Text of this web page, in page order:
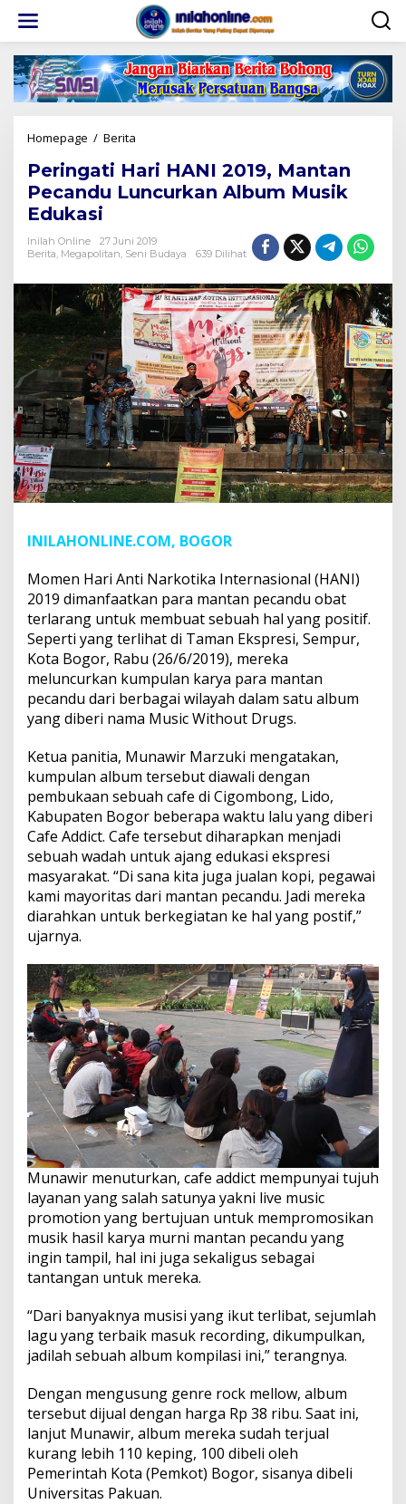
konten
Homepage / Berita
HANI
2019,
Mantan
Luncurkan
Album
Edukasi
Peringati Hari HANI 2019, Mantan
Pecandu Luncurkan Album Musik
Edukasi
Inilah Online
27 Juni 2019
Berita Megapolitan Seni Budaya 639 Dilihat
INILAHONLINE.COM, BOGOR
Momen Hari Anti Narkotika Internasional (HANI)
2019 dimanfaatkan para mantan pecandu obat
terlarang untuk membuat sebuah hal yang positif.
Seperti yang terlihat di Taman Ekspresi, Sempur,
Kota Bogor, Rabu (26/6/2019), mereka
meluncurkan kumpulan karya para mantan
pecandu dari berbagai wilayah dalam satu album
yang diberi nama Music Without Drugs.
Ketua panitia, Munawir Marzuki mengatakan,
kumpulan album tersebut diawali dengan
pembukaan sebuah cafe di Cigombong, Lido,
Kabupaten Bogor beberapa waktu lalu yang diberi
Cafe Addict. Cafe tersebut diharapkan menjadi
sebuah wadah untuk ajang edukasi ekspresi
masyarakat. “Di sana kita juga jualan kopi, pegawai
kami mayoritas dari mantan pecandu. Jadi mereka
diarahkan untuk berkegiatan ke hal yang postif,”
ujarnya.
Munawir menuturkan, cafe addict mempunyai tujuh
layanan yang salah satunya yakni live music
promotion yang bertujuan untuk mempromosikan
musik hasil karya murni mantan pecandu yang
ingin tampil, hal ini juga sekaligus sebagai
tantangan untuk mereka.
“Dari banyaknya musisi yang ikut terlibat, sejumlah
lagu yang terbaik masuk recording, dikumpulkan,
jadilah sebuah album kompilasi ini,” terangnya.
Dengan mengusung genre rock mellow, album
tersebut dijual dengan harga Rp 38 ribu. Saat ini,
lanjut Munawir, album mereka sudah terjual
kurang lebih 110 keping, 100 dibeli oleh
Pemerintah Kota (Pemkot) Bogor, sisanya dibeli
Universitas Pakuan.